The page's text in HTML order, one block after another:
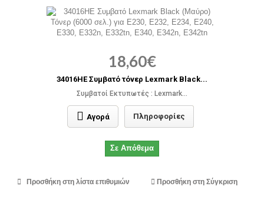
18,60€
34016HE Συμβατό τόνερ Lexmark Black...
Συμβατοί Εκτυπωτές : Lexmark...
Αγορά Πληροφορίες
Σε Απόθεμα
Προσθήκη στη λίστα επιθυμιών Προσθήκη στη Σύγκριση